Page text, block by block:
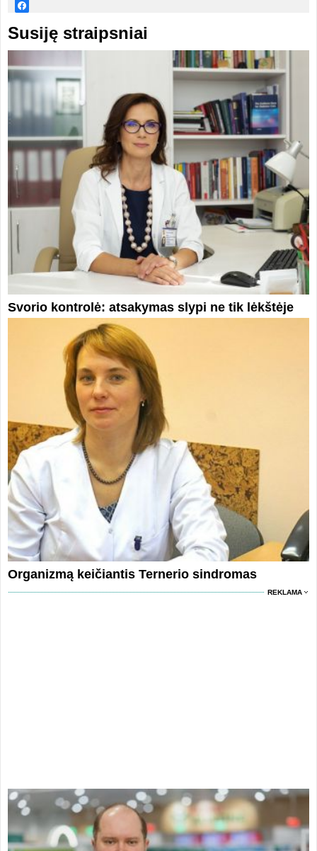
Susiję straipsniai
Svorio kontrolė: atsakymas slypi ne tik lėkštėje
Organizmą keičiantis Ternerio sindromas
REKLAMA